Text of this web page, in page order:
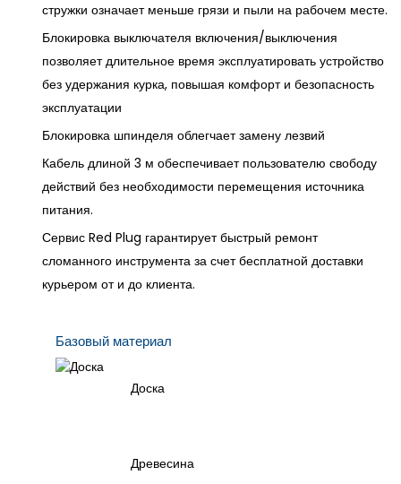
стружки означает меньше грязи и пыли на рабочем месте.
Блокировка выключателя включения/выключения
позволяет длительное время эксплуатировать устройство
без удержания курка, повышая комфорт и безопасность
эксплуатации
Блокировка шпинделя облегчает замену лезвий
Кабель длиной 3 м обеспечивает пользователю свободу
действий без необходимости перемещения источника
питания.
Сервис Red Plug гарантирует быстрый ремонт
сломанного инструмента за счет бесплатной доставки
курьером от и до клиента.
Базовый материал
Доска
Древесина